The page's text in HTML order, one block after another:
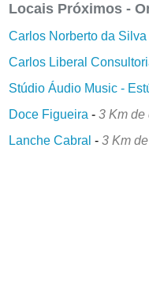
Locais Próximos -
Carlos Norberto da Silva
Carlos Liberal
Stúdio Áudio Music -
Doce Figueira -3 Km de
Lanche Cabral -3 Km